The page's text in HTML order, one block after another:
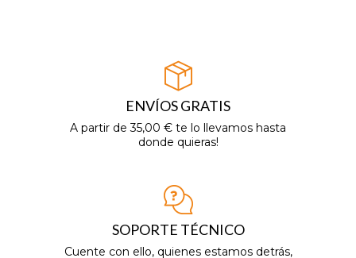
ENVÍOS GRATIS
A partir de 35,00 € te lo llevamos hasta
donde quieras!
SOPORTE TÉCNICO
Cuente con ello, quienes estamos detrás,